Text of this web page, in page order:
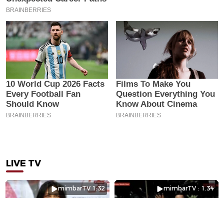
LIVE TV
mimbarTV 1:32 mimbarTV : 1.34